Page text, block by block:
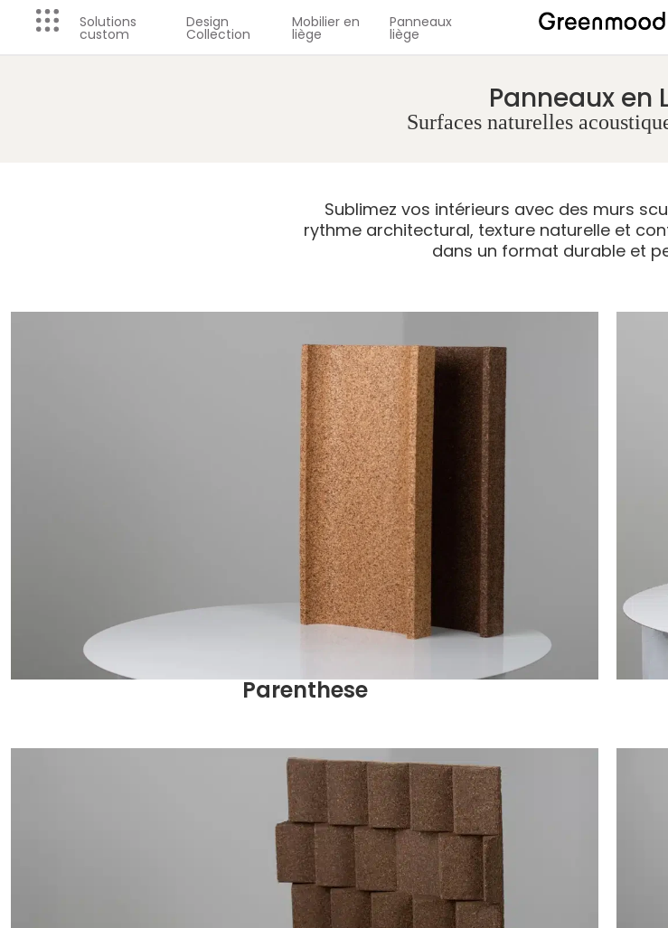
Solutions
custom
Design
Collection
Mobilier en
liège
Panneaux
liège
Panneaux en
Surfaces naturelles
Sublimez vos intérieurs avec des murs
rythme architectural, texture naturelle et
dans un format durable et
Parenthese